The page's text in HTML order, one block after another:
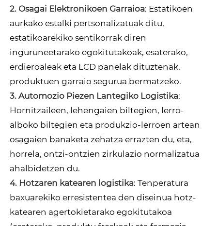
2. Osagai Elektronikoen Garraioa: Estatikoen
aurkako estalki pertsonalizatuak ditu,
estatikoarekiko sentikorrak diren
inguruneetarako egokitutakoak, esaterako,
erdieroaleak eta LCD panelak dituztenak,
produktuen garraio segurua bermatzeko.
3. Automozio Piezen Lantegiko Logistika:
Hornitzaileen, lehengaien biltegien, lerro-
alboko biltegien eta produkzio-lerroen artean
osagaien banaketa zehatza errazten du, eta,
horrela, ontzi-ontzien zirkulazio normalizatua
ahalbidetzen du.
4. Hotzaren katearen logistika: Tenperatura
baxuarekiko erresistentea den diseinua hotz-
katearen agertokietarako egokitutakoa